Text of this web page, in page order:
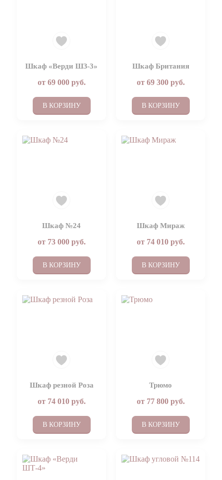
Шкаф «Верди ШЗ-3»
от 69 000руб.
В КОРЗИНУ
Шкаф Британия
от 69 300руб.
В КОРЗИНУ
Шкаф №24
от 73 000руб.
В КОРЗИНУ
Шкаф Мираж
от 74 010руб.
В КОРЗИНУ
Шкаф резной Роза
от 74 010руб.
В КОРЗИНУ
Трюмо
от 77 800руб.
В КОРЗИНУ